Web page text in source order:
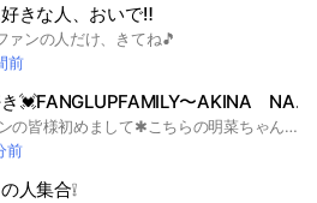
きな人、おいで‼️
ァンの人だけ、きてね🎵
前
💓FANGLUPFAMILY〜AKINA NAKAMORI〜
✱明菜ちゃんファンの皆様初めまして✱こちらの明菜ちゃんを大好きファンの皆様と一緒になり、明菜ちゃんの完全復活を見守り応援しませんか？✤落ち着いた雰囲気のグループです✤サブトークルームでは、いろんな明菜ちゃんの画像等をご用意しております✤尚、迷惑行為等防止の為、承認制にしています✤お答えがない方は、申し訳ないですが承認を削除させて頂きます✤皆様お気楽にご参加下さい
前
集合❕